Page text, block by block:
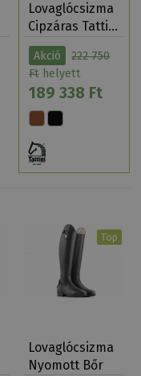
Lovaglócsizma
Cipzáras Tatti…
Akció
222 750
Ft helyett
189 338 Ft
Top
Lovaglócsizma
Nyomott Bőr